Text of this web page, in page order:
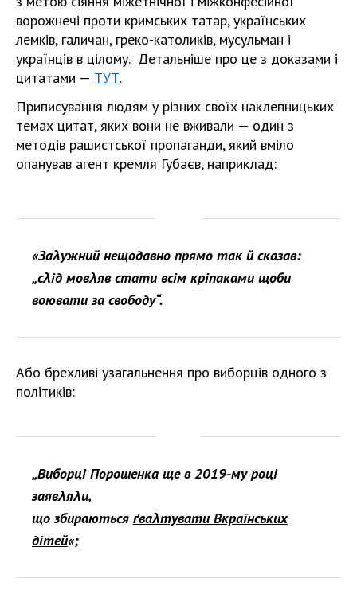
ворожнечі проти кримських татар, українських
лемків, галичан, греко-католиків, мусульман і
українців в цілому. Детальніше про це з доказами і
цитатами — ТУТ.
Приписування людям у різних своїх наклепницьких
темах цитат, яких вони не вживали — один з
методів рашистської пропаганди, який вміло
опанував агент кремля Губаєв, наприклад:
«Заλужний нещодавно прямо так й сказав:
„сλід мовλяв стати всім кріпаками щоби
воювати за свободу“.
Або брехливі узагальнення про виборців одного з
політиків:
„Виборці Порошенка ще в 2019-му році
заявλяλи,
що збираються ґваλтувати Вкраїнських
дітей«;